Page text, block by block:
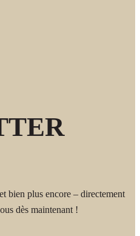
bien plus encore – directement
dès maintenant !